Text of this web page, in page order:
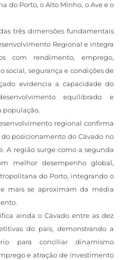
do Porto, o Alto Minho, o Ave e o
três dimensões fundamentais
Regional e integra
com rendimento, emprego,
social, segurança e condições de
evidencia a capacidade do
equilibrado e
população.
regional confirma
posicionamento do Cávado no
A região surge como a segunda
melhor desempenho global,
do Porto, integrando o
mais se aproximam da média
ainda o Cávado entre as dez
do país, demonstrando a
para conciliar dinamismo
e atração de investimento